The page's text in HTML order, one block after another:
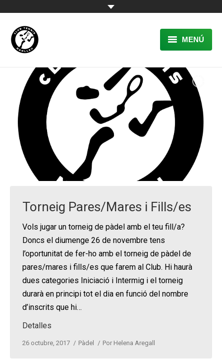
MENÚ
RESERVA
TENNIS
PÀDEL
ACTIVITATS
CONTACTE
Torneig Pares/Mares i Fills/es
Vols jugar un torneig de pàdel amb el teu fill/a?
Doncs el diumenge 26 de novembre tens
l’oportunitat de fer-ho amb el torneig de pàdel de
pares/mares i fills/es que farem al Club. Hi haurà
dues categories Iniciació i Intermig i el torneig
durarà en principi tot el dia en funció del nombre
d’inscrits que hi…
Detalles
26 octubre, 2017 Pàdel Por Helena Aregall